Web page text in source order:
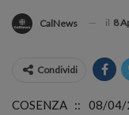
CalNews il 8
Condividi
COSENZA :: 08/04/